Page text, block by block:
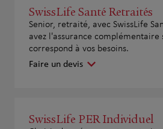
SwissLife Santé Retraités
Senior, retraité, avec SwissLife
avez l'assurance complémentaire
correspond à vos besoins.
Faire un devis
SwissLife PER Individuel